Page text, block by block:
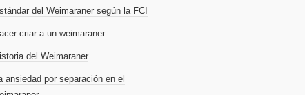
del Weimaraner según la FCI
criar a un weimaraner
del Weimaraner
ansiedad por separación en el